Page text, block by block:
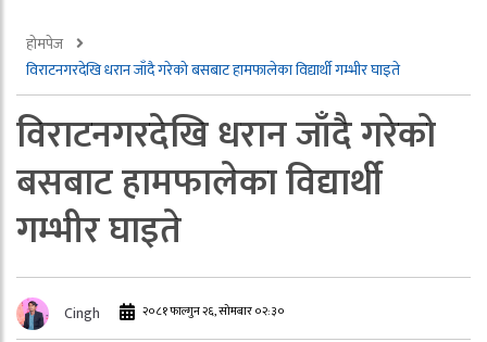
होमपेज
विराटनगरदेखि धरान जाँदै गरेको बसबाट हामफालेका विद्यार्थी गम्भीर घाइते
विराटनगरदेखि धरान जाँदै गरेको
बसबाट हामफालेका विद्यार्थी
गम्भीर घाइते
Cingh २०८१ फाल्गुन २६, सोमबार ०२:३०